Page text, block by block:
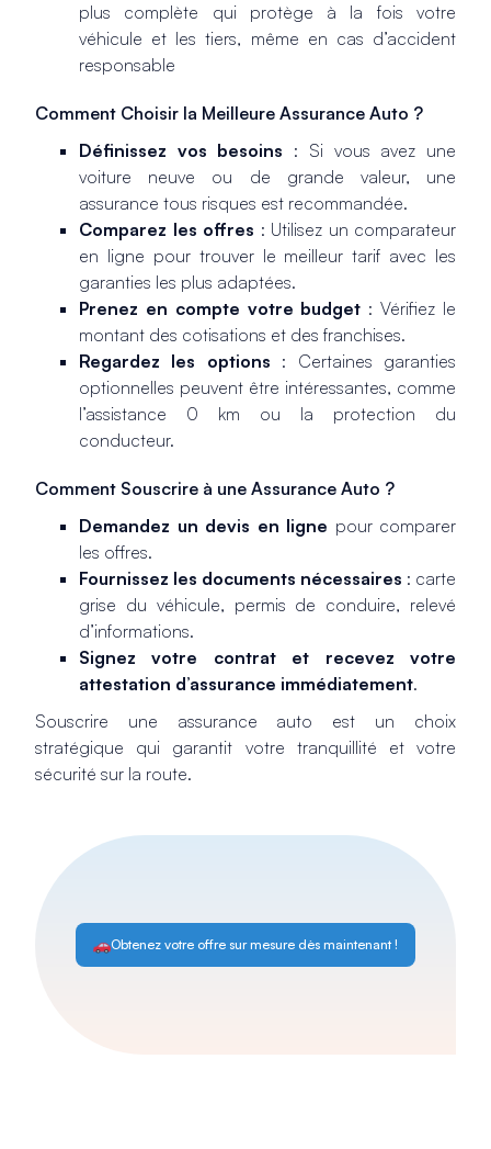
plus complète qui protège à la fois votre
véhicule et les tiers, même en cas d’accident
responsable
Comment Choisir la Meilleure Assurance Auto ?
Définissez vos besoins : Si vous avez une
voiture neuve ou de grande valeur, une
assurance tous risques est recommandée.
Comparez les offres : Utilisez un comparateur
en ligne pour trouver le meilleur tarif avec les
garanties les plus adaptées.
Prenez en compte votre budget : Vérifiez le
montant des cotisations et des franchises.
Regardez les options : Certaines garanties
optionnelles peuvent être intéressantes, comme
l’assistance 0 km ou la protection du
conducteur.
Comment Souscrire à une Assurance Auto ?
Demandez un devis en ligne pour comparer
les offres.
Fournissez les documents nécessaires : carte
grise du véhicule, permis de conduire, relevé
d’informations.
Signez votre contrat et recevez votre
attestation d’assurance immédiatement.
Souscrire une assurance auto est un choix
stratégique qui garantit votre tranquillité et votre
sécurité sur la route.
Obtenez votre offre sur mesure dès maintenant !